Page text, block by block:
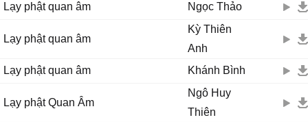
Lạy phật quan âm
Ngọc Thảo
Lạy phật quan âm
Kỳ Thiên
Anh
Lạy phật quan âm
Khánh Bình
Lạy phật Quan Âm
Ngô Huy
Thiên